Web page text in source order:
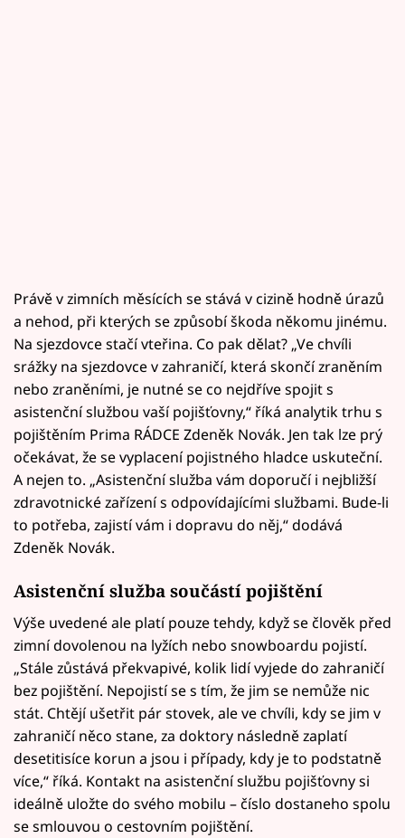
Právě v zimních měsících se stává v cizině hodně úrazů
a nehod, při kterých se způsobí škoda někomu jinému.
Na sjezdovce stačí vteřina. Co pak dělat? „Ve chvíli
srážky na sjezdovce v zahraničí, která skončí zraněním
nebo zraněními, je nutné se co nejdříve spojit s
asistenční službou vaší pojišťovny,“ říká analytik trhu s
pojištěním Prima RÁDCE Zdeněk Novák. Jen tak lze prý
očekávat, že se vyplacení pojistného hladce uskuteční.
A nejen to. „Asistenční služba vám doporučí i nejbližší
zdravotnické zařízení s odpovídajícími službami. Bude-li
to potřeba, zajistí vám i dopravu do něj,“ dodává
Zdeněk Novák.
Asistenční služba součástí pojištění
Výše uvedené ale platí pouze tehdy, když se člověk před
zimní dovolenou na lyžích nebo snowboardu pojistí.
„Stále zůstává překvapivé, kolik lidí vyjede do zahraničí
bez pojištění. Nepojistí se s tím, že jim se nemůže nic
stát. Chtějí ušetřit pár stovek, ale ve chvíli, kdy se jim v
zahraničí něco stane, za doktory následně zaplatí
desetitisíce korun a jsou i případy, kdy je to podstatně
více,“ říká. Kontakt na asistenční službu pojišťovny si
ideálně uložte do svého mobilu – číslo dostaneho spolu
se smlouvou o cestovním pojištění.